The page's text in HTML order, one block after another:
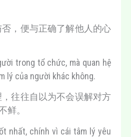
，便与正确了解他人的心
trong tổ chức, mà quan hệ
lý của người khác không.
往往自以为不会误解对方
鲜。
nhất, chính vì cái tâm lý yêu